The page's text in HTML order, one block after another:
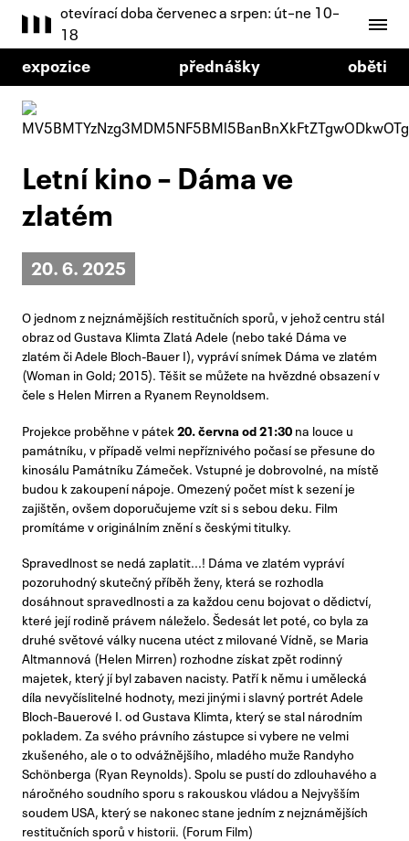
otevírací doba červenec a srpen: út–ne 10–
18
expozice přednášky oběti
Letní kino – Dáma ve
zlatém
20. 6. 2025
O jednom z nejznámějších restitučních sporů, v jehož centru stál
obraz od Gustava Klimta Zlatá Adele (nebo také Dáma ve
zlatém či Adele Bloch-Bauer I), vypráví snímek Dáma ve zlatém
(Woman in Gold; 2015). Těšit se můžete na hvězdné obsazení v
čele s Helen Mirren a Ryanem Reynoldsem.
Projekce proběhne v pátek 20. června od 21:30 na louce u
památníku, v případě velmi nepříznivého počasí se přesune do
kinosálu Památníku Zámeček. Vstupné je dobrovolné, na místě
budou k zakoupení nápoje. Omezený počet míst k sezení je
zajištěn, ovšem doporučujeme vzít si s sebou deku. Film
promítáme v originálním znění s českými titulky.
Spravedlnost se nedá zaplatit...! Dáma ve zlatém vypráví
pozoruhodný skutečný příběh ženy, která se rozhodla
dosáhnout spravedlnosti a za každou cenu bojovat o dědictví,
které její rodině právem náleželo. Šedesát let poté, co byla za
druhé světové války nucena utéct z milované Vídně, se Maria
Altmannová (Helen Mirren) rozhodne získat zpět rodinný
majetek, který jí byl zabaven nacisty. Patří k němu i umělecká
díla nevyčíslitelné hodnoty, mezi jinými i slavný portrét Adele
Bloch-Bauerové I. od Gustava Klimta, který se stal národním
pokladem. Za svého právního zástupce si vybere ne velmi
zkušeného, ale o to odvážnějšího, mladého muže Randyho
Schönberga (Ryan Reynolds). Spolu se pustí do zdlouhavého a
náročného soudního sporu s rakouskou vládou a Nejvyšším
soudem USA, který se nakonec stane jedním z nejznámějších
restitučních sporů v historii. (Forum Film)